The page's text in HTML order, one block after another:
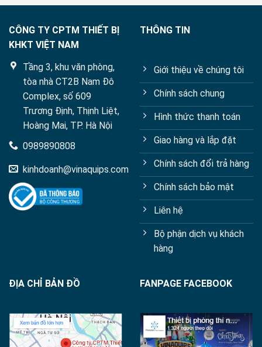
CÔNG TY CPTM THIẾT BỊ
KHKT VIỆT NAM
Tầng 3, khu văn phòng,
tòa nhà CT2B Nam Đô
Complex, số 609
Trương Định, Thịnh Liệt,
Hoàng Mai, TP. Hà Nội
0989890808
kinhdoanh@vinaquips.com
THÔNG TIN
Giới thiệu về chúng tôi
Chính sách chung
Hình thức thanh toán
Giao hàng và lắp đặt
Chính sách đổi trả hàng
Chính sách bảo mật
Liên hệ
Bộ phận dịch vụ khách
hàng
ĐỊA CHỈ BẢN ĐỒ FANPAGE FACEBOOK